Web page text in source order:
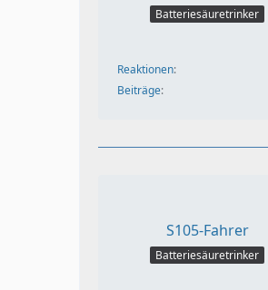
Batteriesäuretrinker
Reaktionen
Beiträge
S105-Fahrer
Batteriesäuretrinker